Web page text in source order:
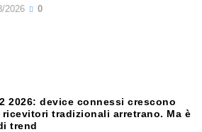
2026 0
2026: device connessi crescono
tradizionali arretrano. Ma è
trend